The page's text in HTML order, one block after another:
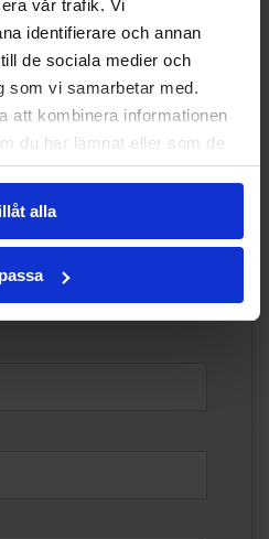
vår trafik. Vi
identifierare och annan
de sociala medier och
som vi samarbetar med.
att kombinera informationen
du har lämnat eller som de
deras tjänster.
alla
FLER